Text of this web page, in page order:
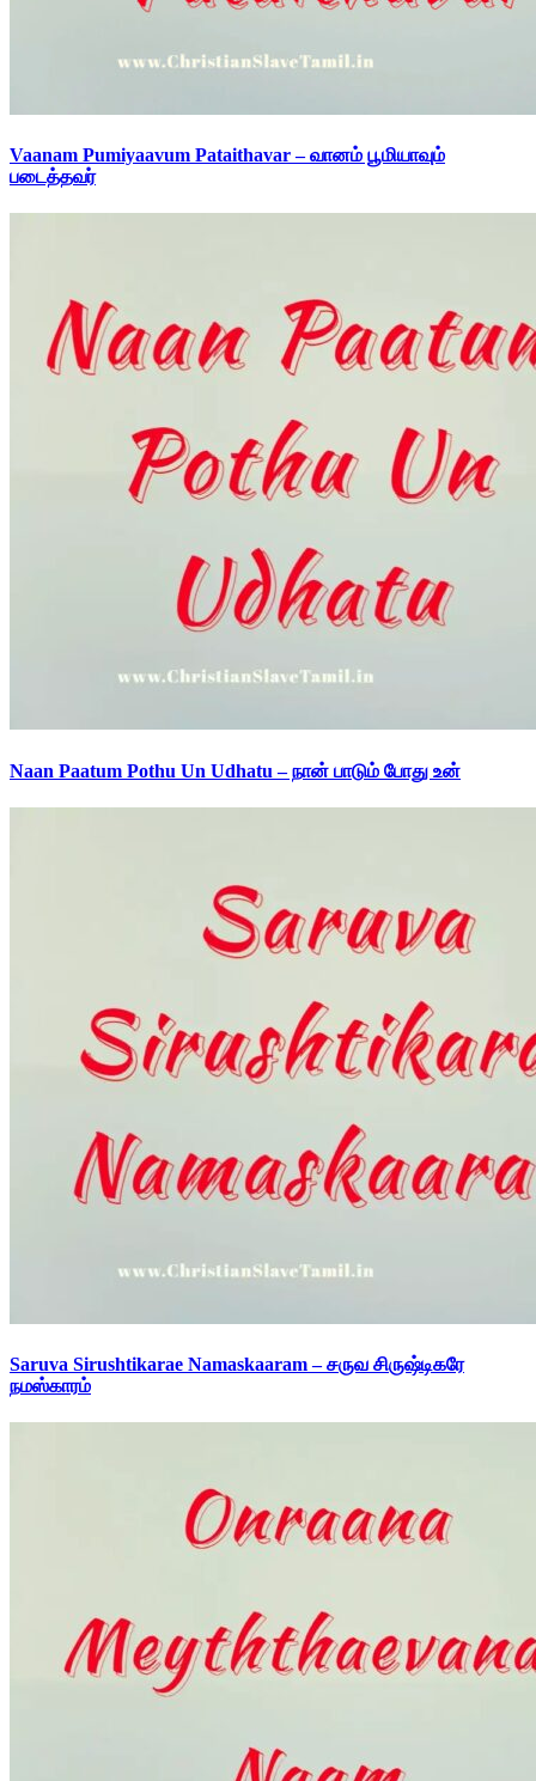
Vaanam Pumiyaavum Pataithavar – வானம் பூமியாவும்
படைத்தவர்
Naan Paatum Pothu Un Udhatu – நான் பாடும் போது உன்
Saruva Sirushtikarae Namaskaaram – சருவ சிருஷ்டிகரே
நமஸ்காரம்